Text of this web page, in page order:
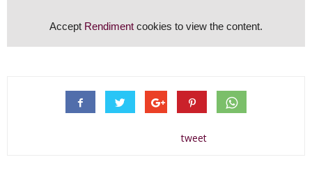
Accept Rendiment cookies to view the content.
tweet